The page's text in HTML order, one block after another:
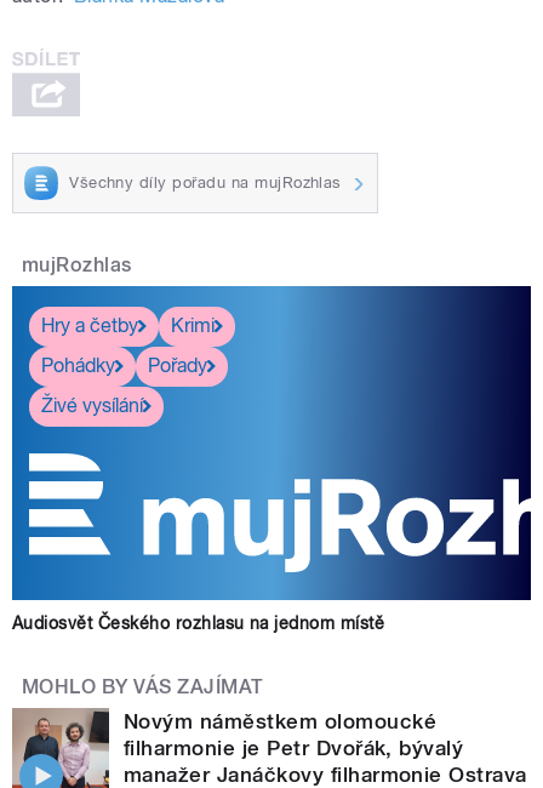
Všechny díly pořadu na mujRozhlas
mujRozhlas
Hry a četby
Krimi
Pohádky
Pořady
Živé vysílání
Audiosvět Českého rozhlasu na jednom místě
MOHLO BY VÁS ZAJÍMAT
Novým náměstkem olomoucké
filharmonie je Petr Dvořák, bývalý
manažer Janáčkovy filharmonie Ostrava